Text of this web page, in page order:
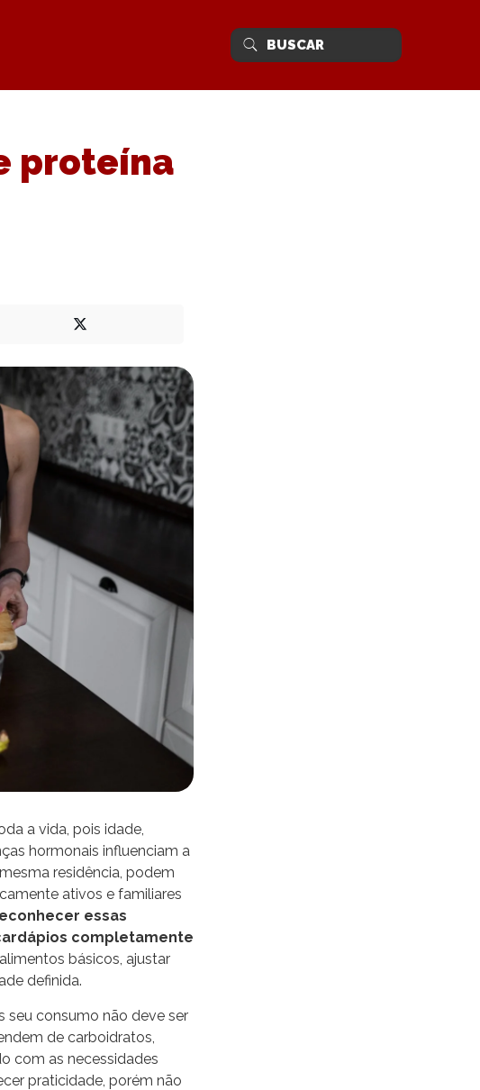
proteína
a vida, pois idade,
hormonais influenciam a
residência, podem
ativos e familiares
essas
completamente
básicos, ajustar
definida.
seu consumo não deve ser
de carboidratos,
com as necessidades
praticidade, porém não